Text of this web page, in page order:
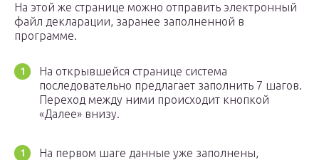
На этой же странице можно отправить электронный
файл декларации, заранее заполненной в
программе.
На открывшейся странице система
последовательно предлагает заполнить 7 шагов.
Переход между ними происходит кнопкой
«Далее» внизу.
На первом шаге данные уже заполнены,